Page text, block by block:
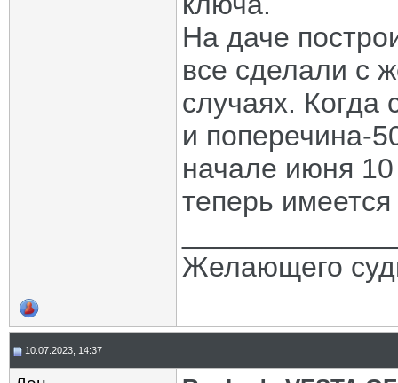
На даче
все сделали с
случаях. Когда
и поперечина-
начале июня
теперь
Желающего
10.07.2023, 14:37